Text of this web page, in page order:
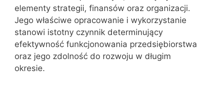
elementy strategii, finansów oraz organizacji.
Jego właściwe opracowanie i wykorzystanie
stanowi istotny czynnik determinujący
efektywność funkcjonowania przedsiębiorstwa
oraz jego zdolność do rozwoju w długim
okresie.